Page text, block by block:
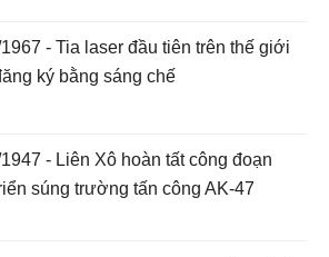
- Tia laser đầu tiên trên thế giới
ký bằng sáng chế
- Liên Xô hoàn tất công đoạn
súng trường tấn công AK-47